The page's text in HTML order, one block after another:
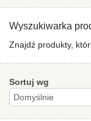
Wyszukiwarka
Znajdź produkty,
Sortuj wg